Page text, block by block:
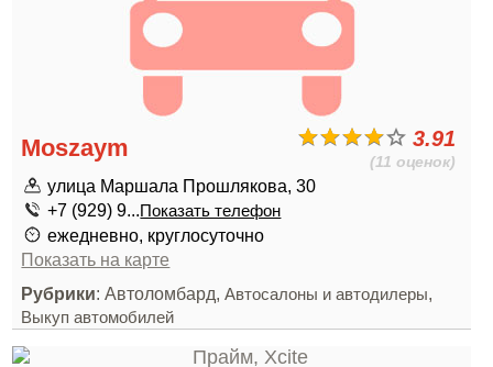
3.91
(11 оценок)
Moszaym
улица Маршала Прошлякова, 30
+7 (929) 9...Показать телефон
ежедневно, круглосуточно
Показать на карте
Рубрики: Автоломбард,Автосалоны и автодилеры,
Выкуп автомобилей